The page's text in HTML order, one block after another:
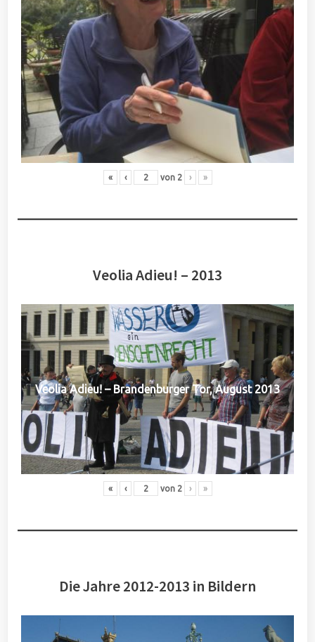
« ‹ von 2 › »
Veolia Adieu! – 2013
Veolia Adieu! – Brandenburger Tor, August 2013
« ‹ von 2 › »
Die Jahre 2012-2013 in Bildern